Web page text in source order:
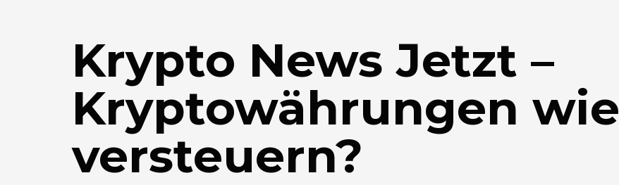
Krypto News Jetzt –
Kryptowährungen wie
versteuern?